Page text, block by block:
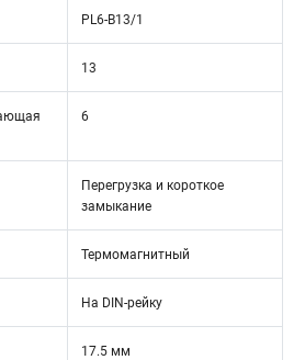
PL6-B13/1
13
6
Перегрузка и короткое
замыкание
Термомагнитный
На DIN-рейку
17.5 мм